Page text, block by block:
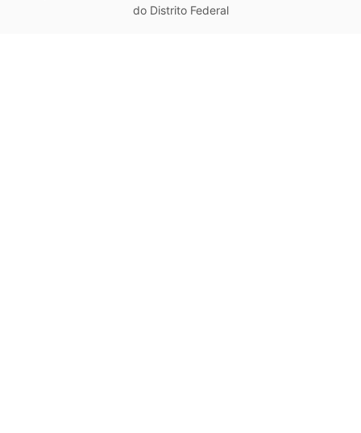
do Distrito Federal